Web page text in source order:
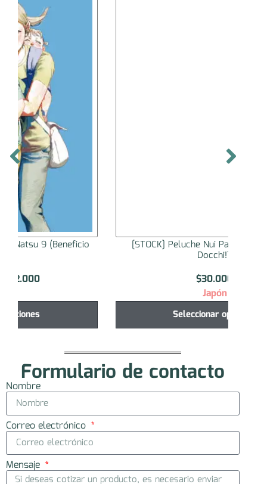
[STOCK] Peluche Nui Pal Tamon-kun Ima
Formulario de contacto
Nombre
Correo electrónico
Mensaje